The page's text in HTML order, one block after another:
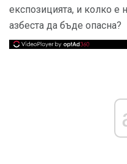
експозицията, и колко е
азбеста да бъде опасна?